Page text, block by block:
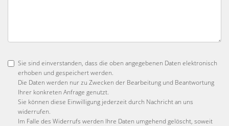
Sie sind einverstanden, dass die oben angegebenen Daten elektronisch
erhoben und gespeichert werden.
Die Daten werden nur zu Zwecken der Bearbeitung und Beantwortung
Ihrer konkreten Anfrage genutzt.
Sie können diese Einwilligung jederzeit durch Nachricht an uns
widerrufen.
Im Falle des Widerrufs werden Ihre Daten umgehend gelöscht, soweit